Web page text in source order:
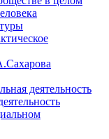
деятельность